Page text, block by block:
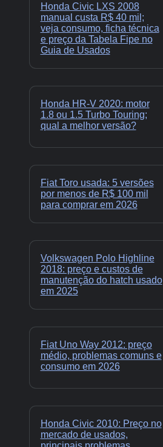
Honda Civic LXS 2008
manual custa R$ 40 mil;
veja consumo, ficha técnica
e preço da Tabela Fipe no
Guia de Usados
Honda HR-V 2020: motor
1.8 ou 1.5 Turbo Touring;
qual a melhor versão?
Fiat Toro usada: 5 versões
por menos de R$ 100 mil
para comprar em 2026
Volkswagen Polo Highline
2018: preço e custos de
manutenção do hatch usado
em 2025
Fiat Uno Way 2012: preço
médio, problemas comuns e
consumo em 2026
Honda Civic 2010: Preço no
mercado de usados,